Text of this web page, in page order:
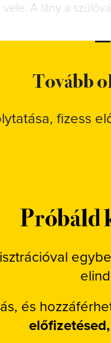
A lány a
Tovább
fizess
Próbáld
és